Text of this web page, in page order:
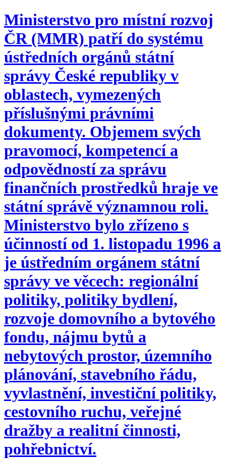
Ministerstvo pro místní rozvoj
ČR (MMR) patří do systému
ústředních orgánů státní
správy České republiky v
oblastech, vymezených
příslušnými právními
dokumenty. Objemem svých
pravomocí, kompetencí a
odpovědností za správu
finančních prostředků hraje ve
státní správě významnou roli.
Ministerstvo bylo zřízeno s
účinností od 1. listopadu 1996 a
je ústředním orgánem státní
správy ve věcech: regionální
politiky, politiky bydlení,
rozvoje domovního a bytového
fondu, nájmu bytů a
nebytových prostor, územního
plánování, stavebního řádu,
vyvlastnění, investiční politiky,
cestovního ruchu, veřejné
dražby a realitní činnosti,
pohřebnictví.